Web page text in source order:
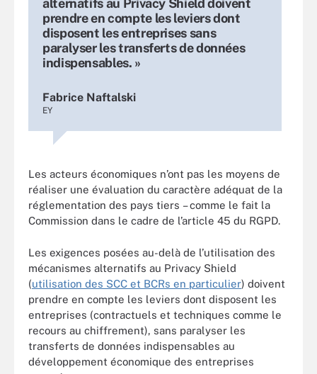
alternatifs au Privacy Shield doivent
prendre en compte les leviers dont
disposent les entreprises sans
paralyser les transferts de données
indispensables. »
Fabrice Naftalski
EY
Les acteurs économiques n’ont pas les moyens de
réaliser une évaluation du caractère adéquat de la
réglementation des pays tiers – comme le fait la
Commission dans le cadre de l’article 45 du RGPD.
Les exigences posées au-delà de l’utilisation des
mécanismes alternatifs au Privacy Shield
(utilisation des SCC et BCRs en particulier) doivent
prendre en compte les leviers dont disposent les
entreprises (contractuels et techniques comme le
recours au chiffrement), sans paralyser les
transferts de données indispensables au
développement économique des entreprises